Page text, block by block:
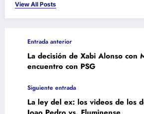
View All Posts
Entrada anterior
La decisión de Xabi Alonso con
encuentro con PSG
Siguiente entrada
La ley del ex: los videos de los